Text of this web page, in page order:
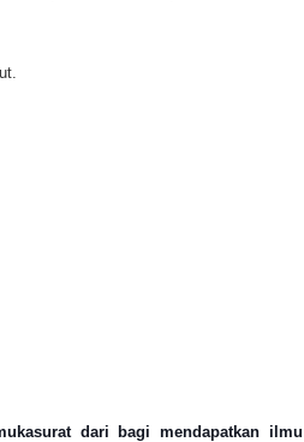
dari bagi mendapatkan ilmu